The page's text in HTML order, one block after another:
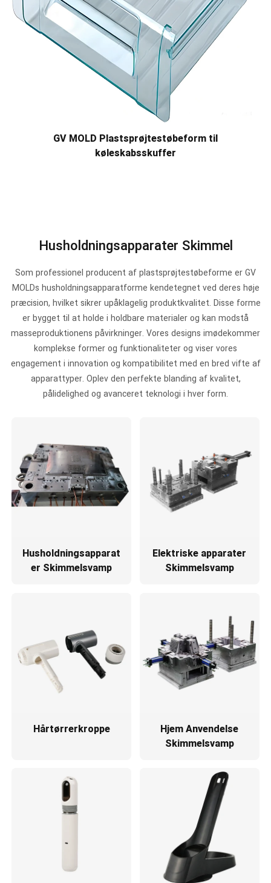
GV MOLD Plastsprøjtestøbeform til
køleskabsskuffer
Husholdningsapparater Skimmel
Som professionel producent af plastsprøjtestøbeforme er GV
MOLDs husholdningsapparatforme kendetegnet ved deres høje
præcision, hvilket sikrer upåklagelig produktkvalitet. Disse forme
er bygget til at holde i holdbare materialer og kan modstå
masseproduktionens påvirkninger. Vores designs imødekommer
komplekse former og funktionaliteter og viser vores
engagement i innovation og kompatibilitet med en bred vifte af
apparattyper. Oplev den perfekte blanding af kvalitet,
pålidelighed og avanceret teknologi i hver form.
Husholdningsapparat
er Skimmelsvamp
Elektriske apparater
Skimmelsvamp
Hårtørrerkroppe
Hjem Anvendelse
Skimmelsvamp